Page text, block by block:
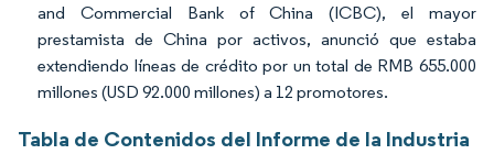
and Commercial Bank of China (ICBC), el mayor
prestamista de China por activos, anunció que estaba
extendiendo líneas de crédito por un total de RMB 655.000
millones (USD 92.000 millones) a 12 promotores.
Tabla de Contenidos del Informe de la Industria